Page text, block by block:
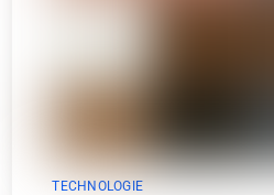
TECHNOLOGIE